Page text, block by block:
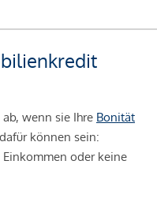
wenn sie Ihre Bonität
können sein:
oder keine